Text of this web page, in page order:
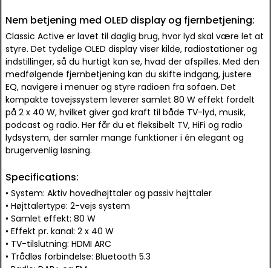
Nem betjening med OLED display og fjernbetjening:
Classic Active er lavet til daglig brug, hvor lyd skal være let at
styre. Det tydelige OLED display viser kilde, radiostationer og
indstillinger, så du hurtigt kan se, hvad der afspilles. Med den
medfølgende fjernbetjening kan du skifte indgang, justere
EQ, navigere i menuer og styre radioen fra sofaen. Det
kompakte tovejssystem leverer samlet 80 W effekt fordelt
på 2 x 40 W, hvilket giver god kraft til både TV-lyd, musik,
podcast og radio. Her får du et fleksibelt TV, HiFi og radio
lydsystem, der samler mange funktioner i én elegant og
brugervenlig løsning.
Specifications:
• System: Aktiv hovedhøjttaler og passiv højttaler
• Højttalertype: 2-vejs system
• Samlet effekt: 80 W
• Effekt pr. kanal: 2 x 40 W
• TV-tilslutning: HDMI ARC
• Trådløs forbindelse: Bluetooth 5.3